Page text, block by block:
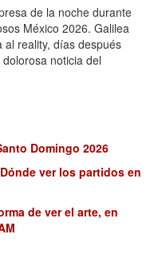
de la noche durante
México 2026. Galilea
al reality, días después
noticia del
Domingo 2026
ver los partidos en
de ver el arte, en